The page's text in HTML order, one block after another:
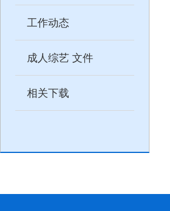
工作动态
成人综艺 文件
相关下载